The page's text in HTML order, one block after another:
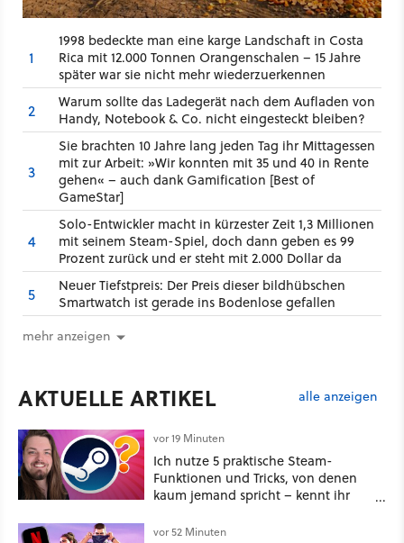
1
1998 bedeckte man eine karge Landschaft in Costa
Rica mit 12.000 Tonnen Orangenschalen – 15 Jahre
später war sie nicht mehr wiederzuerkennen
2
Warum sollte das Ladegerät nach dem Aufladen von
Handy, Notebook & Co. nicht eingesteckt bleiben?
3
Sie brachten 10 Jahre lang jeden Tag ihr Mittagessen
mit zur Arbeit: »Wir konnten mit 35 und 40 in Rente
gehen« – auch dank Gamification [Best of
GameStar]
4
Solo-Entwickler macht in kürzester Zeit 1,3 Millionen
mit seinem Steam-Spiel, doch dann geben es 99
Prozent zurück und er steht mit 2.000 Dollar da
5
Neuer Tiefstpreis: Der Preis dieser bildhübschen
Smartwatch ist gerade ins Bodenlose gefallen
mehr anzeigen
AKTUELLE ARTIKEL alle anzeigen
vor 19 Minuten
Ich nutze 5 praktische Steam-
Funktionen und Tricks, von denen
kaum jemand spricht – kennt ihr
vor 52 Minuten